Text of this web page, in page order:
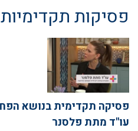
פסיקות תקדימיות
פסיקה תקדימית בנושא
עו"ד מתת פלסנר